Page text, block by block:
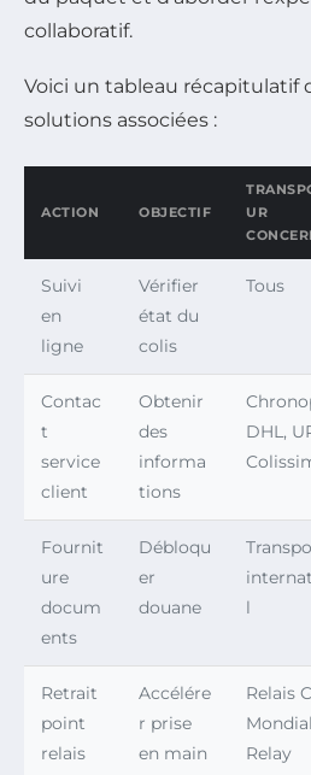
collaboratif.
Voici un tableau récapitulatif
solutions associées :
ACTION OBJECTIF
UR
Suivi
en
ligne
Vérifier
état du
colis
Tous
Contac
t
service
client
Obtenir
des
informa
tions
DHL,
Fournit
ure
docum
ents
Débloqu
er
douane
l
Retrait
point
relais
Accélére
r prise
en main
Relais
Mondial
Relay